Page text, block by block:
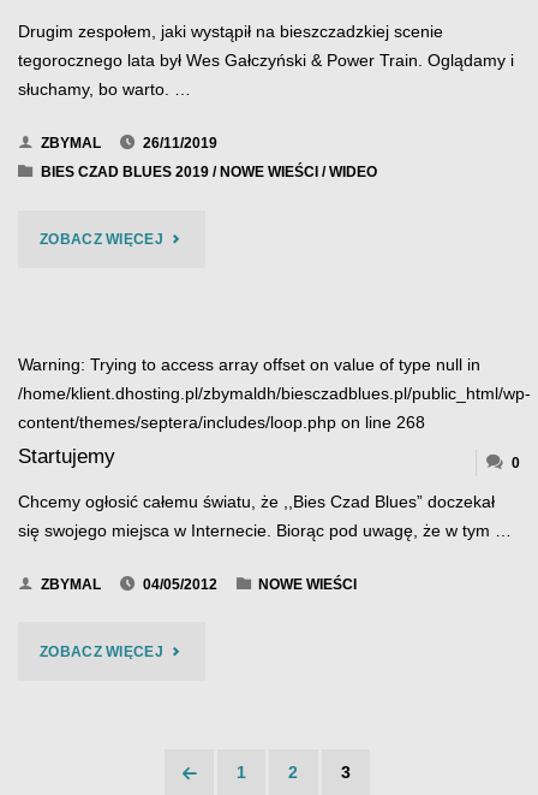
2"
Drugim zespołem, jaki wystąpił na bieszczadzkiej scenie
tegorocznego lata był Wes Gałczyński & Power Train. Oglądamy i
słuchamy, bo warto. …
ZBYMAL
26/11/2019
BIES CZAD BLUES 2019/ NOWE WIEŚCI /WIDEO
ZOBACZ WIĘCEJ"WES
TRAIN
BIES
WIDEO
Warning: Trying to access array offset on value of type null in
/home/klient.dhosting.pl/zbymaldh/biesczadblues.pl/public_html/wp-
content/themes/septera/includes/loop.phpon line 268
Startujemy 0
Chcemy ogłosić całemu światu, że ,,Bies Czad Blues” doczekał
się swojego miejsca w Internecie. Biorąc pod uwagę, że w tym …
ZBYMAL 04/05/2012 NOWE WIEŚCI
ZOBACZ WIĘCEJ"STARTUJEMY"
1 2 3